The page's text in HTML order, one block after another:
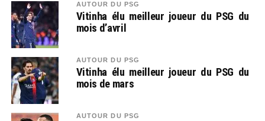
AUTOUR DU PSG
Vitinha élu meilleur joueur du PSG du
mois d’avril
AUTOUR DU PSG
Vitinha élu meilleur joueur du PSG du
mois de mars
AUTOUR DU PSG